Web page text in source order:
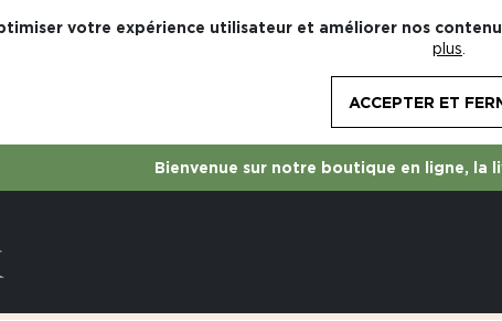
votre expérience utilisateur et améliorer nos
plus
ACCEPTER ET
Bienvenue sur notre boutique en ligne, la